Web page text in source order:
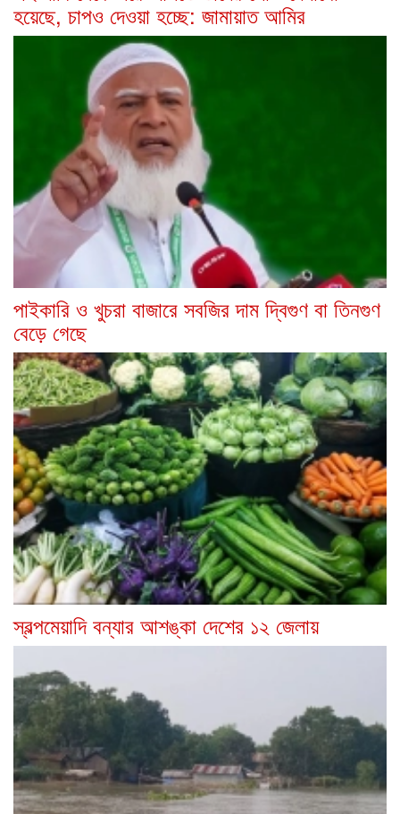
হয়েছে, চাপও দেওয়া হচ্ছে: জামায়াত আমির
পাইকারি ও খুচরা বাজারে সবজির দাম দ্বিগুণ বা তিনগুণ
বেড়ে গেছে
স্বল্পমেয়াদি বন্যার আশঙ্কা দেশের ১২ জেলায়